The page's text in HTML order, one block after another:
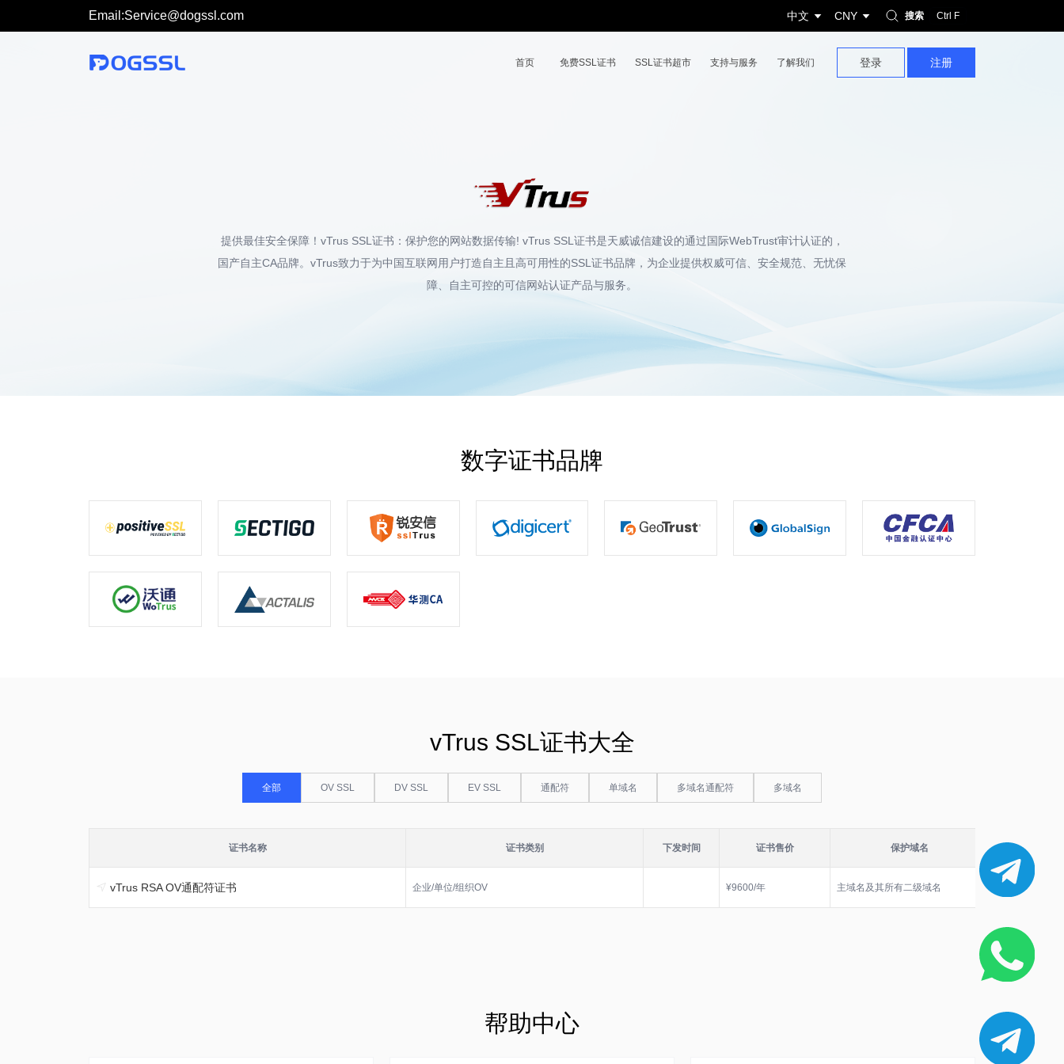
Email:Service@dogssl.com 中文 CNY 搜索 Ctrl F
首页 免费SSL证书 SSL证书超市 支持与服务 了解我们 登录 注册
提供最佳安全保障！vTrus SSL证书：保护您的网站数据传输! vTrus SSL证书是天威诚信建设的通过国际WebTrust审计认证的，
国产自主CA品牌。vTrus致力于为中国互联网用户打造自主且高可用性的SSL证书品牌，为企业提供权威可信、安全规范、无忧保
障、自主可控的可信网站认证产品与服务。
数字证书品牌
vTrus SSL证书大全
全部 OV SSL DV SSL EV SSL 通配符 单域名 多域名通配符 多域名
证书名称 证书类别 下发时间 证书售价 保护域名
vTrus RSA OV通配符证书 企业/单位/组织OV ¥9600/年 主域名及其所有二级域名
帮助中心